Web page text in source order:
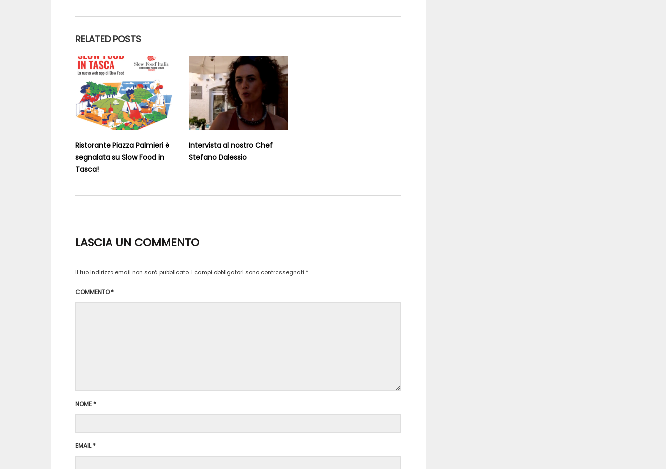
RELATED POSTS
Ristorante Piazza Palmieri è
segnalata su Slow Food in
Tasca!
Intervista al nostro Chef
Stefano Dalessio
LASCIA UN COMMENTO
Il tuo indirizzo email non sarà pubblicato. I campi obbligatori sono contrassegnati *
COMMENTO*
NOME*
EMAIL*